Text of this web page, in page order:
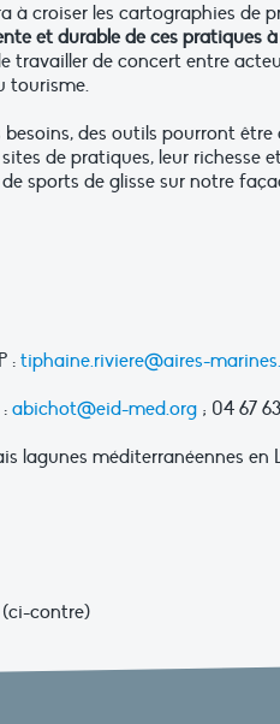
à croiser les cartographies de
et durable de ces pratiques
travailler de concert entre
tourisme.
des outils pourront
de pratiques, leur
sports de glisse sur notre
: tiphaine.riviere@aires-
abichot@eid-med.org ; 04 67
lagunes méditerranéennes en
(ci-contre)